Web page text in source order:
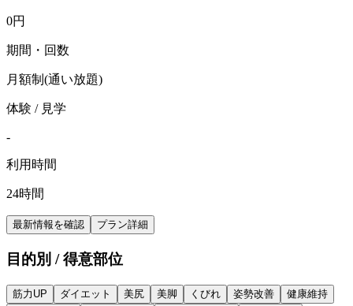
0円
期間・回数
月額制(通い放題)
体験 / 見学
-
利用時間
24時間
最新情報を確認 プラン詳細
目的別 / 得意部位
筋力UP ダイエット 美尻 美脚 くびれ 姿勢改善
健康維持